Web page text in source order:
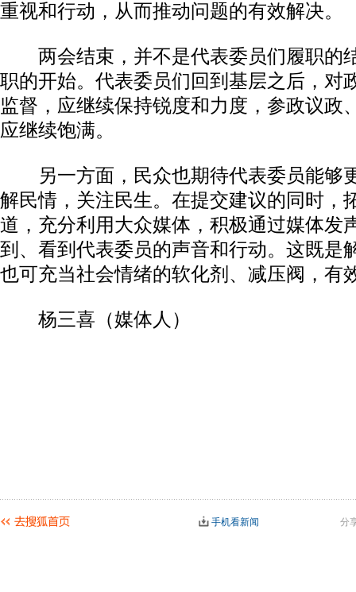
重视和行动，从而推动问题的有效解决。
两会结束，并不是代表委员们履职的
职的开始。代表委员们回到基层之后，对
监督，应继续保持锐度和力度，参政议政
应继续饱满。
另一方面，民众也期待代表委员能够
解民情，关注民生。在提交建议的同时，
道，充分利用大众媒体，积极通过媒体发
到、看到代表委员的声音和行动。这既是
也可充当社会情绪的软化剂、减压阀，有
杨三喜（媒体人）
分
手机看新闻